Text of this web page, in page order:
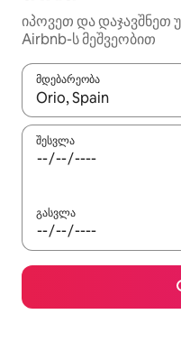
იპოვეთ და დაჯავშნეთ
Airbnb-ს მეშვეობით
მდებარეობა
როცა შედეგები
შესვლა
გასვლა